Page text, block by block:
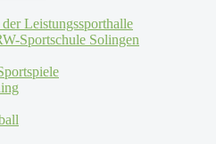
Leistungssporthalle
Sportschule Solingen